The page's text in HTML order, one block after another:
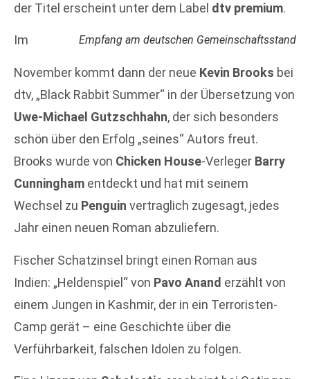
der Titel erscheint unter dem Label dtv premium.
Empfang am deutschen Gemeinschaftsstand
Im
November kommt dann der neue Kevin Brooks bei
dtv, „Black Rabbit Summer“ in der Übersetzung von
Uwe-Michael Gutzschhahn, der sich besonders
schön über den Erfolg „seines“ Autors freut.
Brooks wurde von Chicken House-Verleger Barry
Cunningham entdeckt und hat mit seinem
Wechsel zu Penguin vertraglich zugesagt, jedes
Jahr einen neuen Roman abzuliefern.
Fischer Schatzinsel bringt einen Roman aus
Indien: „Heldenspiel“ von Pavo Anand erzählt von
einem Jungen in Kashmir, der in ein Terroristen-
Camp gerät – eine Geschichte über die
Verführbarkeit, falschen Idolen zu folgen.